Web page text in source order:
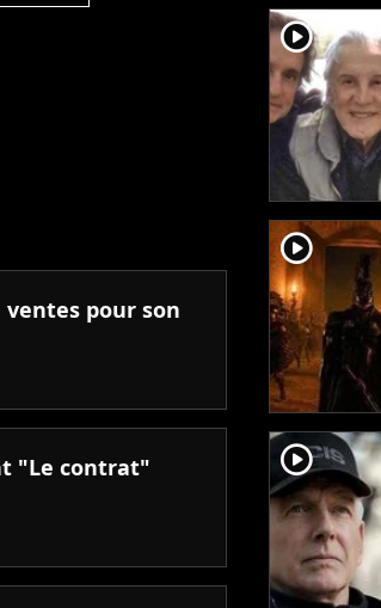
pour son
"Le contrat"
player2
player2
player2